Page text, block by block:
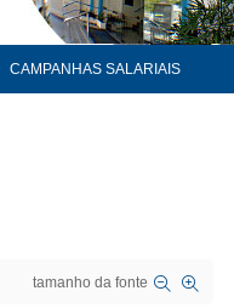
CAMPANHAS SALARIAIS
tamanho da fonte